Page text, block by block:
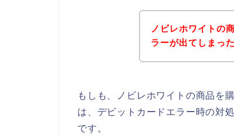
ノビレホワイトの
ラーが出てしまっ
もしも、ノビレホワイトの商品を
は、デビットカードエラー時の対
です。